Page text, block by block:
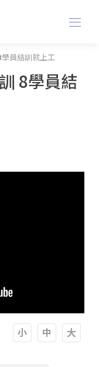
員結訓就上工
8學員結